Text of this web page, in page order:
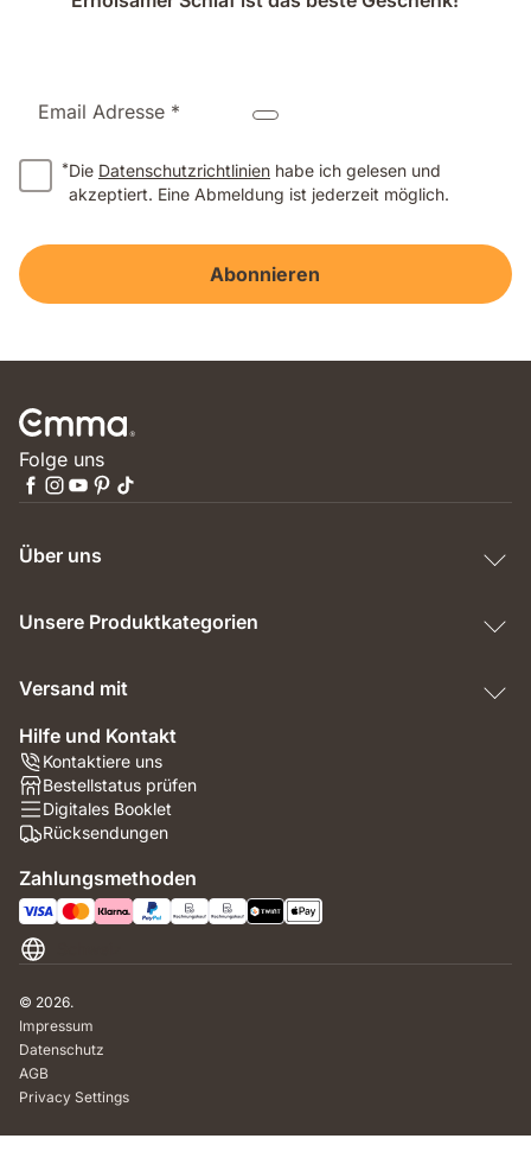
Email Adresse *
*Die Datenschutzrichtlinien habe ich gelesen und
akzeptiert. Eine Abmeldung ist jederzeit möglich.
Abonnieren
Folge uns
Über uns
Unsere Produktkategorien
Versand mit
Hilfe und Kontakt
Kontaktiere uns
Bestellstatus prüfen
Digitales Booklet
Rücksendungen
Zahlungsmethoden
© 2026.
Impressum
Datenschutz
AGB
Privacy Settings